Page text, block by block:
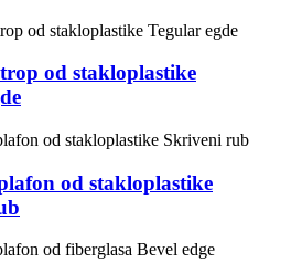
od stakloplastike
od stakloplastike